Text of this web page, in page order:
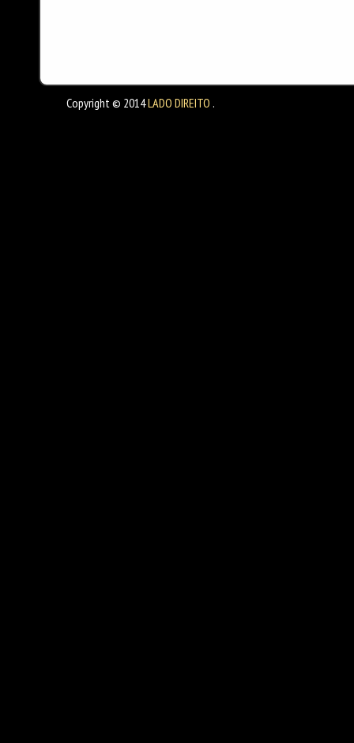
Copyright © 2014LADO DIREITO .